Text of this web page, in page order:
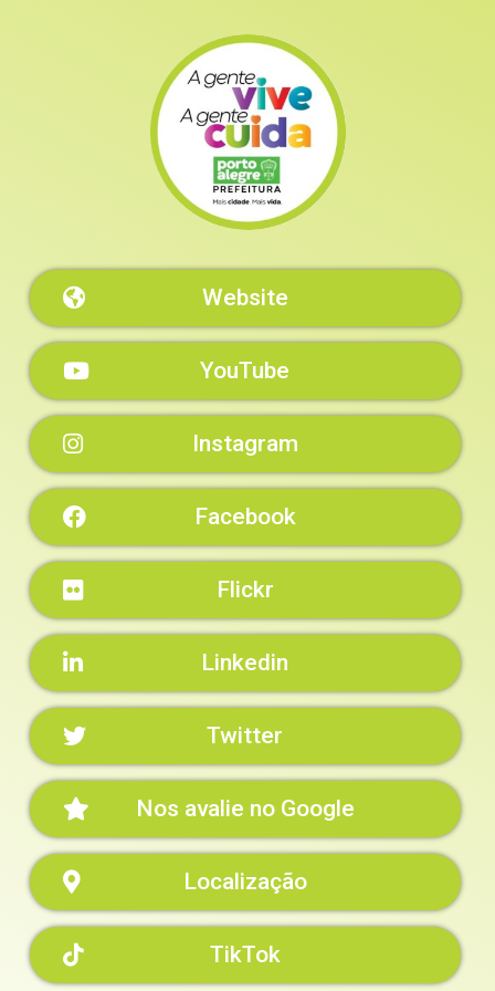
Website
YouTube
Instagram
Facebook
Flickr
Linkedin
Twitter
Nos avalie no Google
Localização
TikTok